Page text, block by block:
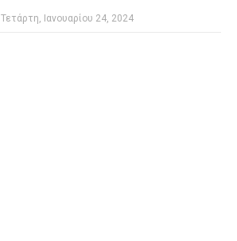
Τετάρτη, Ιανουαρίου 24, 2024